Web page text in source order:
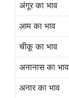
अंगूर का भाव
आम का भाव
चीकू का भाव
अनानास का भाव
अनार का भाव